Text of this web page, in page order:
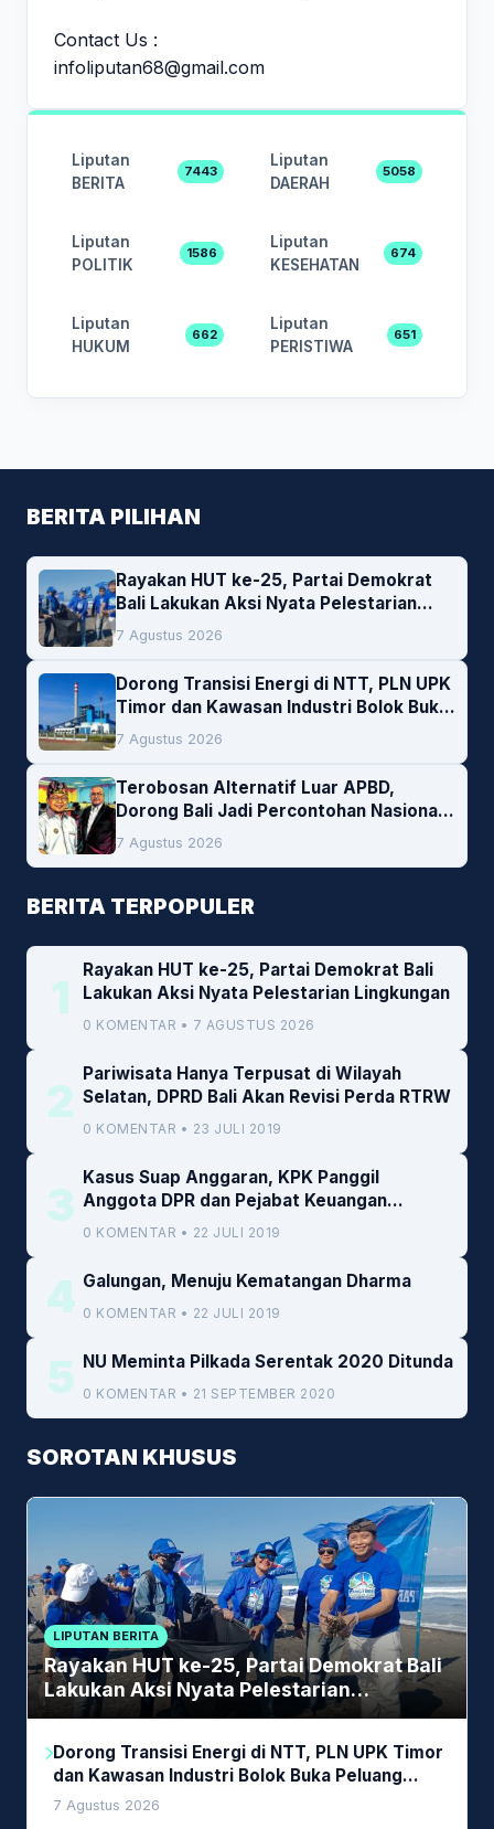
Contact Us :
infoliputan68@gmail.com
Liputan
BERITA
7443
Liputan
DAERAH
5058
Liputan
POLITIK
1586
Liputan
KESEHATAN
674
Liputan
HUKUM
662
Liputan
PERISTIWA
651
BERITA PILIHAN
Rayakan HUT ke-25, Partai Demokrat
Bali Lakukan Aksi Nyata Pelestarian
Lingkungan
7 Agustus 2026
Dorong Transisi Energi di NTT, PLN UPK
Timor dan Kawasan Industri Bolok Buka
Peluang Investasi Woodchip untuk
Cofiring PLTU Bolok
7 Agustus 2026
Terobosan Alternatif Luar APBD,
Dorong Bali Jadi Percontohan Nasional
Pembiayaan Daerah
7 Agustus 2026
BERITA TERPOPULER
1
Rayakan HUT ke-25, Partai Demokrat Bali
Lakukan Aksi Nyata Pelestarian Lingkungan
0 KOMENTAR • 7 AGUSTUS 2026
2
Pariwisata Hanya Terpusat di Wilayah
Selatan, DPRD Bali Akan Revisi Perda RTRW
0 KOMENTAR • 23 JULI 2019
3
Kasus Suap Anggaran, KPK Panggil
Anggota DPR dan Pejabat Keuangan
Kemenkeu
0 KOMENTAR • 22 JULI 2019
4 Galungan, Menuju Kematangan Dharma
0 KOMENTAR • 22 JULI 2019
5 NU Meminta Pilkada Serentak 2020 Ditunda
0 KOMENTAR • 21 SEPTEMBER 2020
SOROTAN KHUSUS
LIPUTAN BERITA
Rayakan HUT ke-25, Partai Demokrat Bali
Lakukan Aksi Nyata Pelestarian
Lingkungan
Dorong Transisi Energi di NTT, PLN UPK Timor
dan Kawasan Industri Bolok Buka Peluang
Investasi Woodchip untuk Cofiring PLTU Bolok
7 Agustus 2026